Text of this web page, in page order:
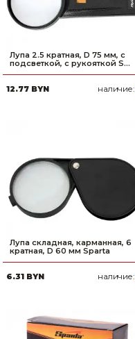
Лупа 2.5 кратная, D 75 мм, с
подсветкой, с рукояткой S...
12.77 BYN наличие:
Лупа складная, карманная, 6
кратная, D 60 мм Sparta
6.31 BYN наличие: